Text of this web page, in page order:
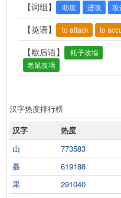
【词组】 助攻 进攻 攻
【英语】 to attack to
【歇后语】
耗子攻墙
老鼠攻墙
汉字热度排行榜
汉字
热度
山
773583
聂
619188
果
291040